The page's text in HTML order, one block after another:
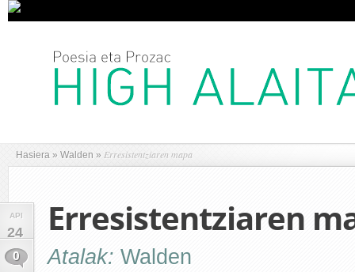
Hasiera » Walden » Erresistentziaren mapa
API
24
0
Erresistentziaren
Atalak: Walden